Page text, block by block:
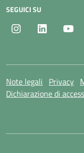
SEGUICI SU
Instagram LinkedIn
Note legali Privacy
Dichiarazione di